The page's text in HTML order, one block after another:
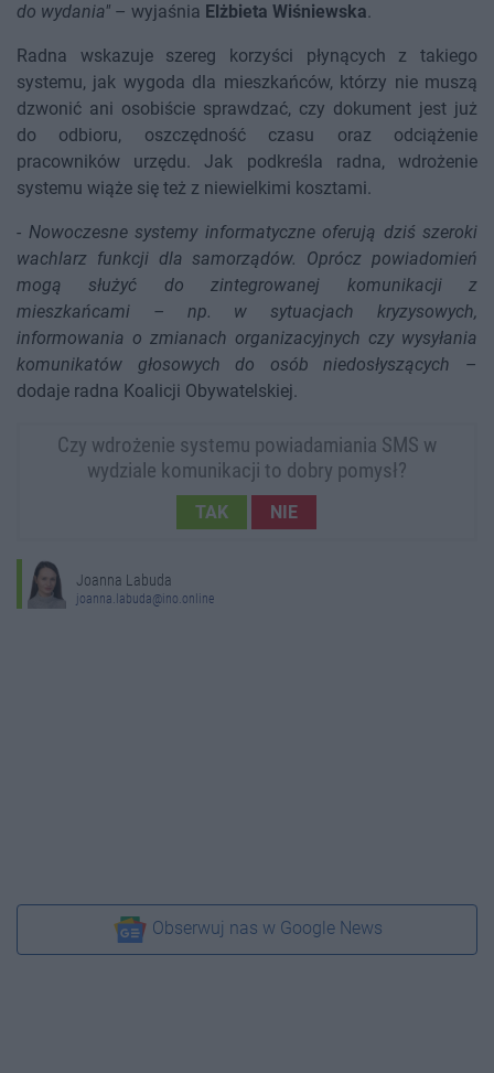
do wydania" – wyjaśnia Elżbieta Wiśniewska.
Radna wskazuje szereg korzyści płynących z takiego
systemu, jak wygoda dla mieszkańców, którzy nie muszą
dzwonić ani osobiście sprawdzać, czy dokument jest już
do odbioru, oszczędność czasu oraz odciążenie
pracowników urzędu. Jak podkreśla radna, wdrożenie
systemu wiąże się też z niewielkimi kosztami.
- Nowoczesne systemy informatyczne oferują dziś szeroki
wachlarz funkcji dla samorządów. Oprócz powiadomień
mogą służyć do zintegrowanej komunikacji z
mieszkańcami – np. w sytuacjach kryzysowych,
informowania o zmianach organizacyjnych czy wysyłania
komunikatów głosowych do osób niedosłyszących –
dodaje radna Koalicji Obywatelskiej.
Czy wdrożenie systemu powiadamiania SMS w
wydziale komunikacji to dobry pomysł?
TAK NIE
Joanna Labuda
joanna.labuda@ino.online
Obserwuj nas w Google News